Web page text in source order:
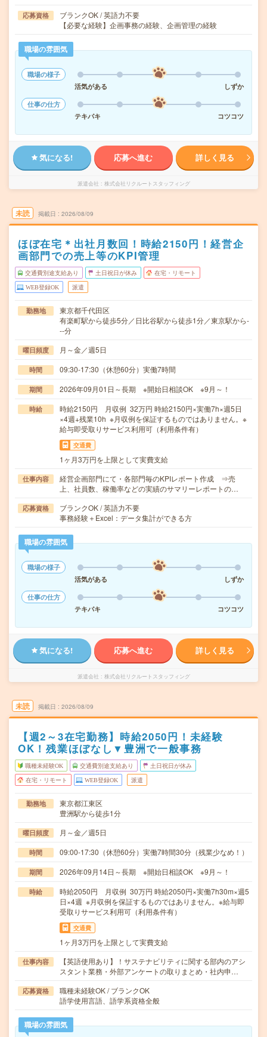
応募資格
ブランクOK / 英語力不要
【必要な経験】企画事務の経験、企画管理の経験
職場の雰囲気
職場の様子
活気がある
しずか
仕事の仕方
テキパキ
コツコツ
気になる! 応募へ進む 詳しく見る
派遣会社 株式会社リクルートスタッフィング
未読 掲載日 2026/08/09
ほぼ在宅＊出社月数回！時給2150円！経営企
画部門での売上等のKPI管理
交通費別途支給あり 土日祝日が休み 在宅・リモート
WEB登録OK 派遣
勤務地
東京都千代田区
有楽町駅から徒歩5分／日比谷駅から徒歩1分／東京駅から-
--分
曜日頻度 月～金／週5日
時間 09:30-17:30（休憩60分）実働7時間
期間 2026年09月01日～長期 ※開始日相談OK ※9月～！
時給
時給2150円 月収例 32万円 時給2150円×実働7h×週5日
×4週+残業10h ※月収例を保証するものではありません。※
給与即受取りサービス利用可（利用条件有）
交通費
1ヶ月3万円を上限として実費支給
仕事内容
経営企画部門にて・各部門毎のKPIレポート作成 ⇒売
上、社員数、稼働率などの実績のサマリーレポートの…
応募資格
ブランクOK / 英語力不要
事務経験＋Excel：データ集計ができる方
職場の雰囲気
職場の様子
活気がある
しずか
仕事の仕方
テキパキ
コツコツ
気になる! 応募へ進む 詳しく見る
派遣会社 株式会社リクルートスタッフィング
未読 掲載日 2026/08/09
【週2～3在宅勤務】時給2050円！未経験
OK！残業ほぼなし▼豊洲で一般事務
職種未経験OK 交通費別途支給あり 土日祝日が休み
在宅・リモート WEB登録OK 派遣
勤務地
東京都江東区
豊洲駅から徒歩1分
曜日頻度 月～金／週5日
時間 09:00-17:30（休憩60分）実働7時間30分（残業少なめ！）
期間 2026年09月14日～長期 ※開始日相談OK ※9月～！
時給
時給2050円 月収例 30万円 時給2050円×実働7h30m×週5
日×4週 ※月収例を保証するものではありません。※給与即
受取りサービス利用可（利用条件有）
交通費
1ヶ月3万円を上限として実費支給
仕事内容
【英語使用あり】！サステナビリティに関する部内のアシ
スタント業務・外部アンケートの取りまとめ・社内申…
応募資格
職種未経験OK / ブランクOK
語学使用言語、語学系資格全般
職場の雰囲気